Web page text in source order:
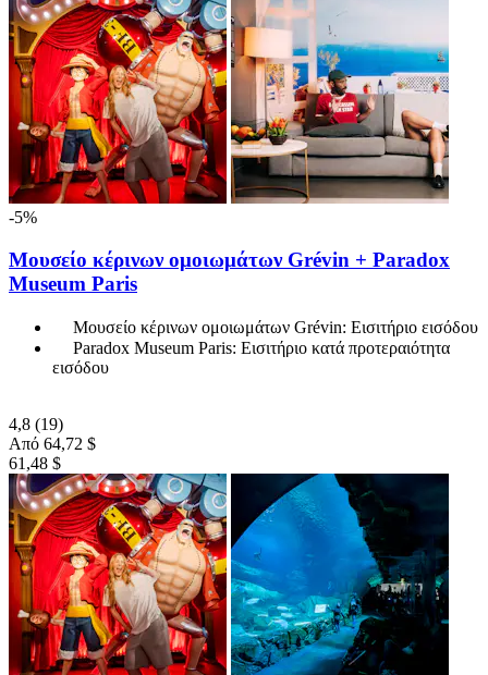
-5%
Μουσείο κέρινων ομοιωμάτων Grévin + Paradox
Museum Paris
Μουσείο κέρινων ομοιωμάτων Grévin: Εισιτήριο εισόδου
Paradox Museum Paris: Εισιτήριο κατά προτεραιότητα
εισόδου
4,8 (19)
Από 64,72 $
61,48 $